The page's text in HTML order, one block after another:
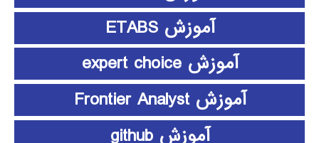
آموزش ETABS
آموزش expert choice
آموزش Frontier Analyst
آموزش github